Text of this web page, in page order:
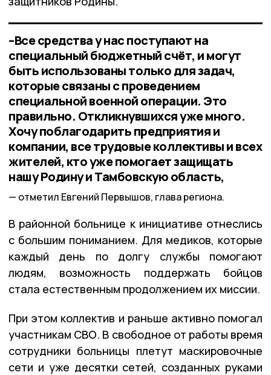
–Все средства у нас поступают на
специальный бюджетный счёт, и могут
быть использованы только для задач,
которые связаны с проведением
специальной военной операции. Это
правильно. Откликнувшихся уже много.
Хочу поблагодарить предприятия и
компании, все трудовые коллективы и всех
жителей, кто уже помогает защищать
нашу Родину и Тамбовскую область,
отметил Евгений Первышов, глава региона.
В районной больнице к инициативе отнеслись
с большим пониманием. Для медиков, которые
каждый день по долгу службы помогают
людям, возможность поддержать бойцов
стала естественным продолжением их миссии.
При этом коллектив и раньше активно помогал
участникам СВО. В свободное от работы время
сотрудники больницы плетут маскировочные
сети и уже десятки сетей, созданных руками